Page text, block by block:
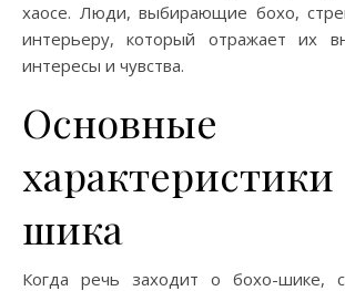
хаосе. Люди, выбирающие бохо,
интерьеру, который отражает их
интересы и чувства.
Основные
характеристики
шика
Когда речь заходит о бохо-шике,